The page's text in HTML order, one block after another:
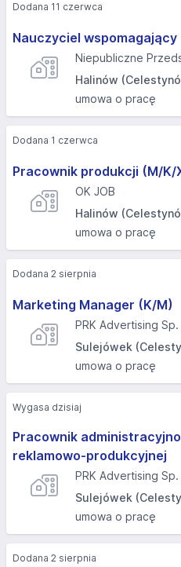
Nauczyciel wspomagający
Niepubliczne
Halinów
umowa o pracę
Dodana 11 czerwca
Pracownik produkcji (M/K/
OK JOB
Halinów
umowa o pracę
Dodana 1 czerwca
Marketing Manager (K/M)
PRK Advertising
Sulejówek
umowa o pracę
Dodana 2 sierpnia
Pracownik
reklamowo-produkcyjnej
PRK Advertising
Sulejówek
umowa o pracę
Wygasa dzisiaj
Dodana 2 sierpnia